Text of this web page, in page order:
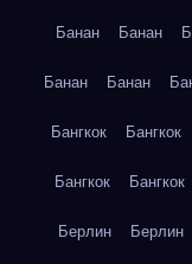
Банан Банан
Банан Банан
Бангкок Бангкок
Бангкок Бангкок
Берлин Берлин